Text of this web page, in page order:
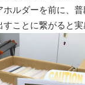
ルダーを前に、普
ことに繋がると実